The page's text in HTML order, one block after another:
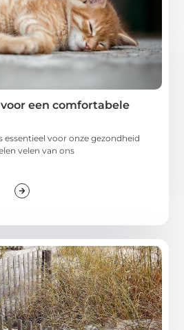
een comfortabele
essentieel voor onze gezondheid
velen van ons